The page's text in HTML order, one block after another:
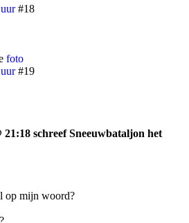
#18
foto
#19
schreef Sneeuwbataljon het
op mijn woord?